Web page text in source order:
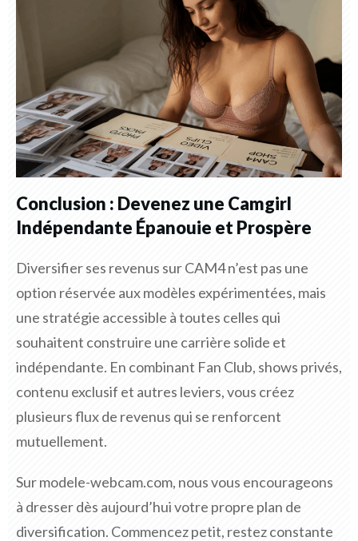
Conclusion : Devenez une Camgirl
Indépendante Épanouie et Prospère
Diversifier ses revenus sur CAM4 n’est pas une
option réservée aux modèles expérimentées, mais
une stratégie accessible à toutes celles qui
souhaitent construire une carrière solide et
indépendante. En combinant Fan Club, shows privés,
contenu exclusif et autres leviers, vous créez
plusieurs flux de revenus qui se renforcent
mutuellement.
Sur modele-webcam.com, nous vous encourageons
à dresser dès aujourd’hui votre propre plan de
diversification. Commencez petit, restez constante